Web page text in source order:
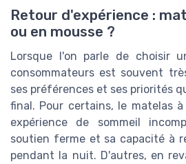
Retour d'expérience :
ou en mousse ?
Lorsque l'on parle de choisir
consommateurs est souvent
ses préférences et ses priorités
final. Pour certains, le matelas
expérience de sommeil
soutien ferme et sa capacité à
pendant la nuit. D'autres, en